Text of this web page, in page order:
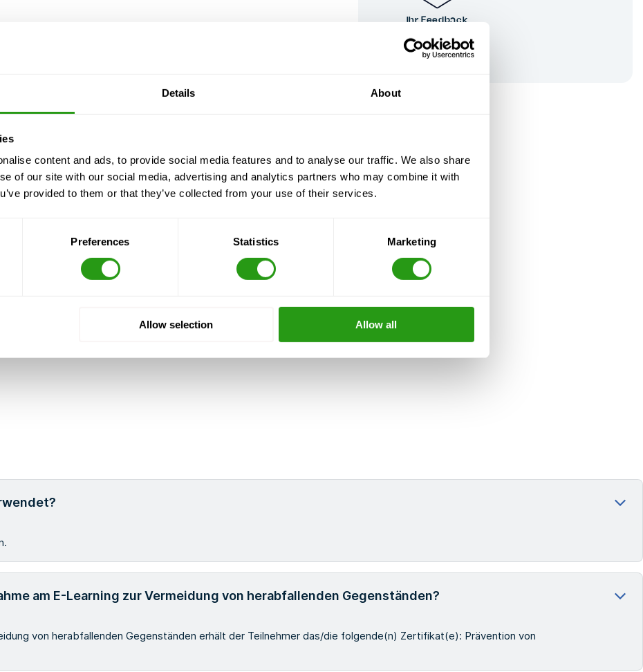
Details About
content and ads, to provide social media features and to analyse our traffic. We also share
of our site with our social media, advertising and analytics partners who may combine it with
provided to them or that they’ve collected from your use of their services.
Preferences Statistics Marketing
Allow selection Allow all
10-25-2024-JP.pdf
Stunde AUSBILDUNG ANGEGLICHEN AN OSHA NORMEN
Vorauszahlung, und wir niemals stornieren. Auch mit
Ihr Feedback
Spitzenleistungen
am E-Learning zur Vermeidung von herabfallenden Gegenständen?
von herabfallenden Gegenständen erhält der Teilnehmer das/die folgende(n) Zertifikat(e): Prävention von